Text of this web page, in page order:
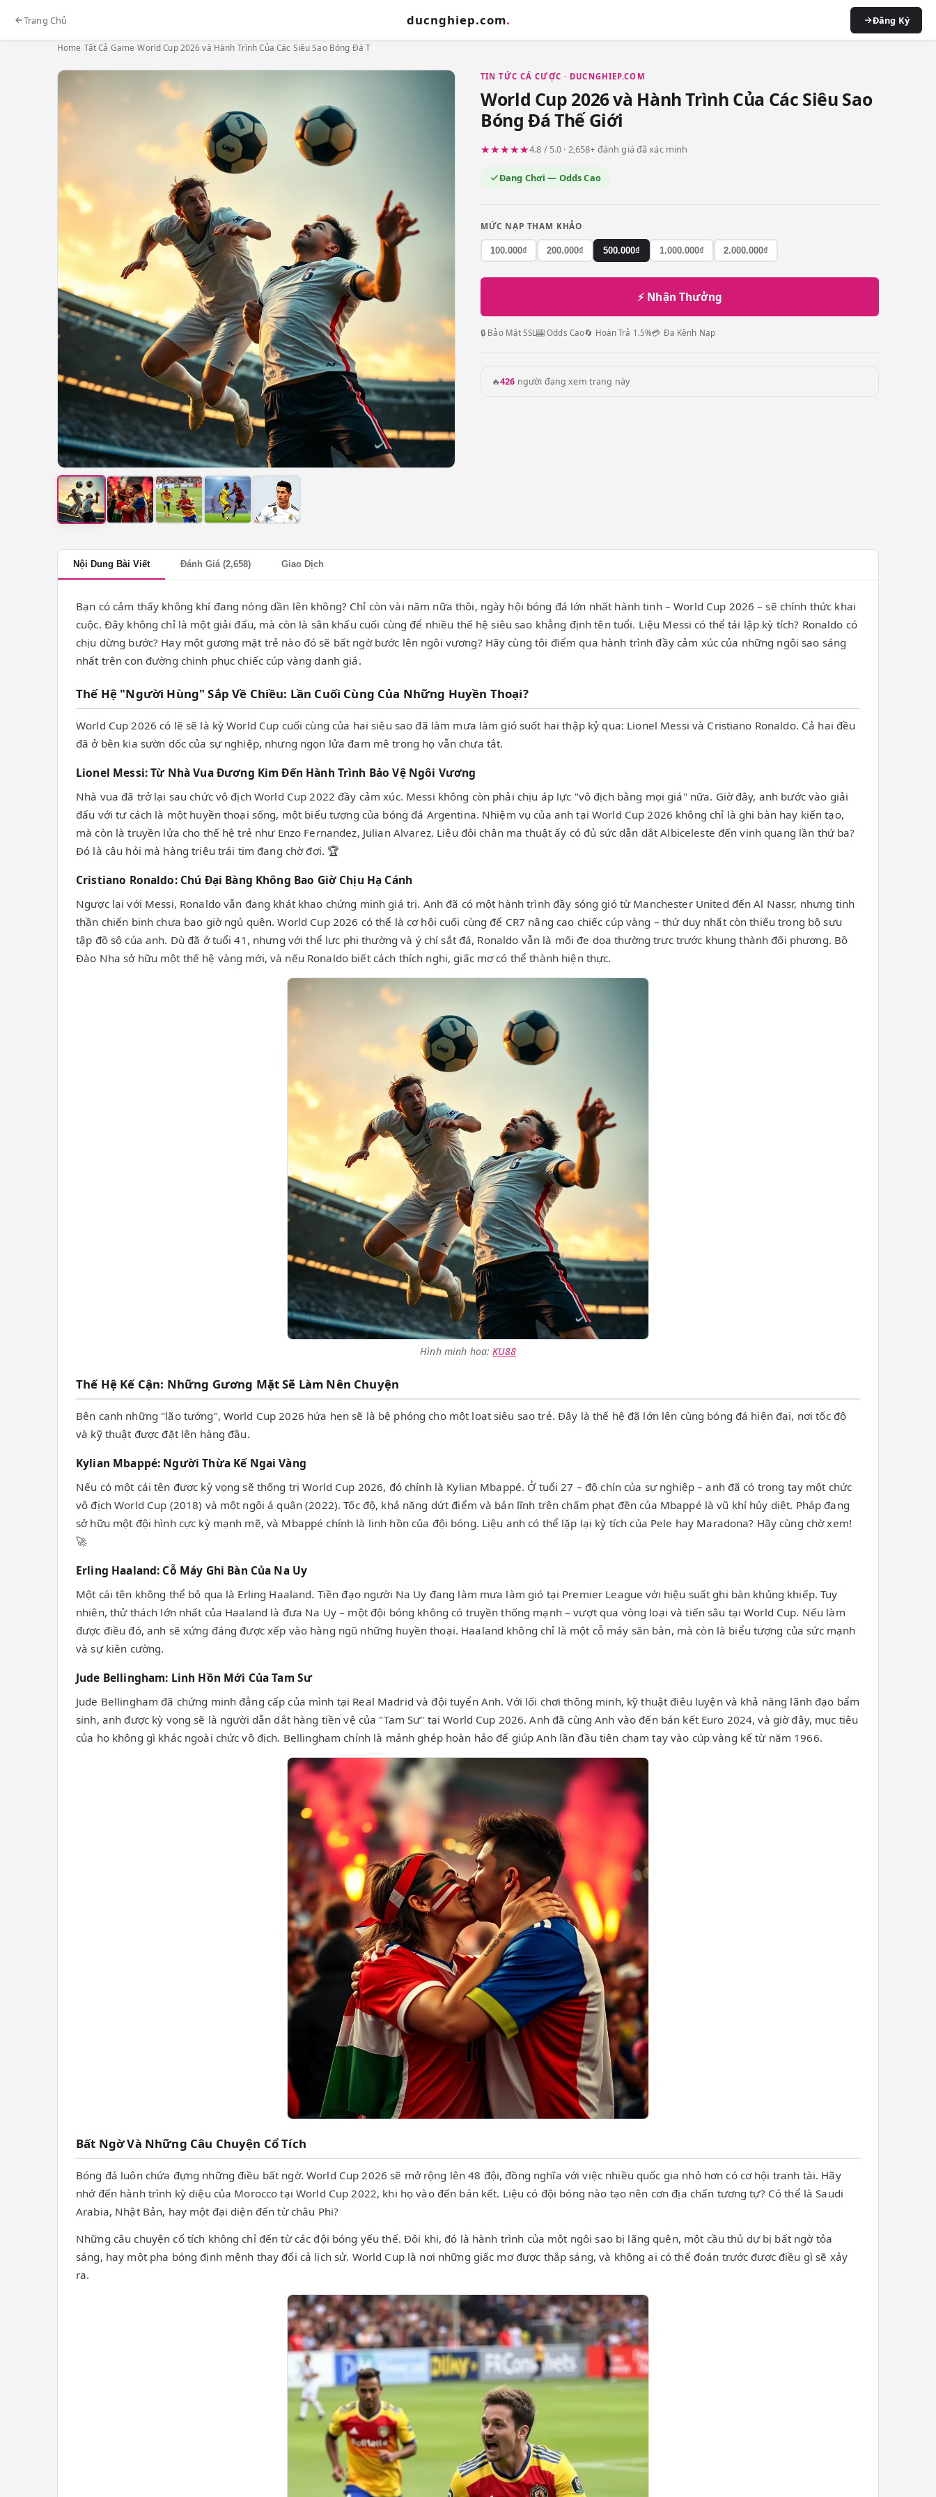
Trang Chủ ducnghiep.com. Đăng Ký
Home Tất Cả Game ›World Cup 2026 và Hành Trình Của Các Siêu Sao Bóng Đá T
TIN TỨC CÁ CƯỢC · DUCNGHIEP.COM
World Cup 2026 và Hành Trình Của Các Siêu Sao
Bóng Đá Thế Giới
★★★★★4.8 / 5.0 · 2,658+ đánh giá đã xác minh
Đang Chơi — Odds Cao
MỨC NẠP THAM KHẢO
100.000₫ 200.000₫ 500.000₫ 1.000.000₫ 2.000.000₫
⚡ Nhận Thưởng
🔒 Bảo Mật SSL🎰 Odds Cao🔄 Hoàn Trả 1.5%💳 Đa Kênh Nạp
🔥426 người đang xem trang này
Nội Dung Bài Viết Đánh Giá (2,658) Giao Dịch
Bạn có cảm thấy không khí đang nóng dần lên không? Chỉ còn vài năm nữa thôi, ngày hội bóng đá lớn nhất hành tinh – World Cup 2026 – sẽ chính thức khai
cuộc. Đây không chỉ là một giải đấu, mà còn là sân khấu cuối cùng để nhiều thế hệ siêu sao khẳng định tên tuổi. Liệu Messi có thể tái lập kỳ tích? Ronaldo có
chịu dừng bước? Hay một gương mặt trẻ nào đó sẽ bất ngờ bước lên ngôi vương? Hãy cùng tôi điểm qua hành trình đầy cảm xúc của những ngôi sao sáng
nhất trên con đường chinh phục chiếc cúp vàng danh giá.
Thế Hệ "Người Hùng" Sắp Về Chiều: Lần Cuối Cùng Của Những Huyền Thoại?
World Cup 2026 có lẽ sẽ là kỳ World Cup cuối cùng của hai siêu sao đã làm mưa làm gió suốt hai thập kỷ qua: Lionel Messi và Cristiano Ronaldo. Cả hai đều
đã ở bên kia sườn dốc của sự nghiệp, nhưng ngọn lửa đam mê trong họ vẫn chưa tắt.
Lionel Messi: Từ Nhà Vua Đương Kim Đến Hành Trình Bảo Vệ Ngôi Vương
Nhà vua đã trở lại sau chức vô địch World Cup 2022 đầy cảm xúc. Messi không còn phải chịu áp lực "vô địch bằng mọi giá" nữa. Giờ đây, anh bước vào giải
đấu với tư cách là một huyền thoại sống, một biểu tượng của bóng đá Argentina. Nhiệm vụ của anh tại World Cup 2026 không chỉ là ghi bàn hay kiến tạo,
mà còn là truyền lửa cho thế hệ trẻ như Enzo Fernandez, Julian Alvarez. Liệu đôi chân ma thuật ấy có đủ sức dẫn dắt Albiceleste đến vinh quang lần thứ ba?
Đó là câu hỏi mà hàng triệu trái tim đang chờ đợi. 🏆
Cristiano Ronaldo: Chú Đại Bàng Không Bao Giờ Chịu Hạ Cánh
Ngược lại với Messi, Ronaldo vẫn đang khát khao chứng minh giá trị. Anh đã có một hành trình đầy sóng gió từ Manchester United đến Al Nassr, nhưng tinh
thần chiến binh chưa bao giờ ngủ quên. World Cup 2026 có thể là cơ hội cuối cùng để CR7 nâng cao chiếc cúp vàng – thứ duy nhất còn thiếu trong bộ sưu
tập đồ sộ của anh. Dù đã ở tuổi 41, nhưng với thể lực phi thường và ý chí sắt đá, Ronaldo vẫn là mối đe dọa thường trực trước khung thành đối phương. Bồ
Đào Nha sở hữu một thế hệ vàng mới, và nếu Ronaldo biết cách thích nghi, giấc mơ có thể thành hiện thực.
Hình minh hoạ:KU88
Thế Hệ Kế Cận: Những Gương Mặt Sẽ Làm Nên Chuyện
Bên cạnh những "lão tướng", World Cup 2026 hứa hẹn sẽ là bệ phóng cho một loạt siêu sao trẻ. Đây là thế hệ đã lớn lên cùng bóng đá hiện đại, nơi tốc độ
và kỹ thuật được đặt lên hàng đầu.
Kylian Mbappé: Người Thừa Kế Ngai Vàng
Nếu có một cái tên được kỳ vọng sẽ thống trị World Cup 2026, đó chính là Kylian Mbappé. Ở tuổi 27 – độ chín của sự nghiệp – anh đã có trong tay một chức
vô địch World Cup (2018) và một ngôi á quân (2022). Tốc độ, khả năng dứt điểm và bản lĩnh trên chấm phạt đền của Mbappé là vũ khí hủy diệt. Pháp đang
sở hữu một đội hình cực kỳ mạnh mẽ, và Mbappé chính là linh hồn của đội bóng. Liệu anh có thể lặp lại kỳ tích của Pele hay Maradona? Hãy cùng chờ xem!
🚀
Erling Haaland: Cỗ Máy Ghi Bàn Của Na Uy
Một cái tên không thể bỏ qua là Erling Haaland. Tiền đạo người Na Uy đang làm mưa làm gió tại Premier League với hiệu suất ghi bàn khủng khiếp. Tuy
nhiên, thử thách lớn nhất của Haaland là đưa Na Uy – một đội bóng không có truyền thống mạnh – vượt qua vòng loại và tiến sâu tại World Cup. Nếu làm
được điều đó, anh sẽ xứng đáng được xếp vào hàng ngũ những huyền thoại. Haaland không chỉ là một cỗ máy săn bàn, mà còn là biểu tượng của sức mạnh
và sự kiên cường.
Jude Bellingham: Linh Hồn Mới Của Tam Sư
Jude Bellingham đã chứng minh đẳng cấp của mình tại Real Madrid và đội tuyển Anh. Với lối chơi thông minh, kỹ thuật điêu luyện và khả năng lãnh đạo bẩm
sinh, anh được kỳ vọng sẽ là người dẫn dắt hàng tiền vệ của "Tam Sư" tại World Cup 2026. Anh đã cùng Anh vào đến bán kết Euro 2024, và giờ đây, mục tiêu
của họ không gì khác ngoài chức vô địch. Bellingham chính là mảnh ghép hoàn hảo để giúp Anh lần đầu tiên chạm tay vào cúp vàng kể từ năm 1966.
Bất Ngờ Và Những Câu Chuyện Cổ Tích
Bóng đá luôn chứa đựng những điều bất ngờ. World Cup 2026 sẽ mở rộng lên 48 đội, đồng nghĩa với việc nhiều quốc gia nhỏ hơn có cơ hội tranh tài. Hãy
nhớ đến hành trình kỳ diệu của Morocco tại World Cup 2022, khi họ vào đến bán kết. Liệu có đội bóng nào tạo nên cơn địa chấn tương tự? Có thể là Saudi
Arabia, Nhật Bản, hay một đại diện đến từ châu Phi?
Những câu chuyện cổ tích không chỉ đến từ các đội bóng yếu thế. Đôi khi, đó là hành trình của một ngôi sao bị lãng quên, một cầu thủ dự bị bất ngờ tỏa
sáng, hay một pha bóng định mệnh thay đổi cả lịch sử. World Cup là nơi những giấc mơ được thắp sáng, và không ai có thể đoán trước được điều gì sẽ xảy
ra.